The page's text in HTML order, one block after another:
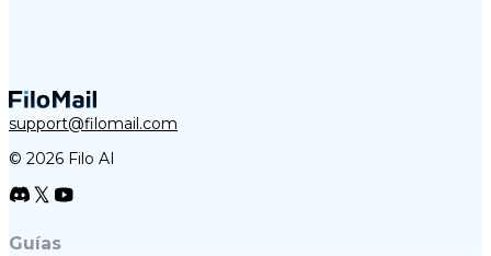
support@filomail.com
© 2026 Filo AI
Guías